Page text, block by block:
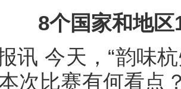
8个国家和地
讯 今天，“韵味
次比赛有何看点